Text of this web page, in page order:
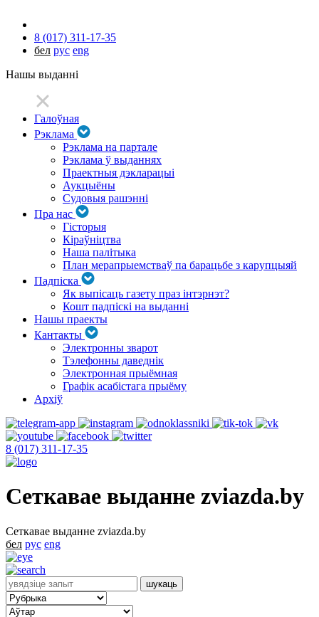
8 (017) 311-17-35
бел рус eng
Нашы выданні
Галоўная
Рэклама
Рэклама на партале
Рэклама ў выданнях
Праектныя дэкларацыі
Аукцыёны
Судовыя рашэнні
Пра нас
Гісторыя
Кіраўніцтва
Наша палітыка
План мерапрыемстваў па барацьбе з карупцыяй
Падпіска
Як выпісаць газету праз інтэрнэт?
Кошт падпіскі на выданні
Нашы праекты
Кантакты
Электронны зварот
Тэлефонны даведнік
Электронная прыёмная
Графік асабістага прыёму
Архіў
8 (017) 311-17-35
Сеткавае выданне zviazda.by
Сеткавае выданне zviazda.by
бел рус eng